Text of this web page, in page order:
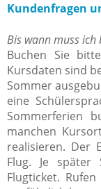
Kundenfragen
Bis wann muss ich
Buchen Sie
Kursdaten sind
Sommer
eine
Sommerferien
manchen
realisieren. Der
Flug. Je
Flugticket.